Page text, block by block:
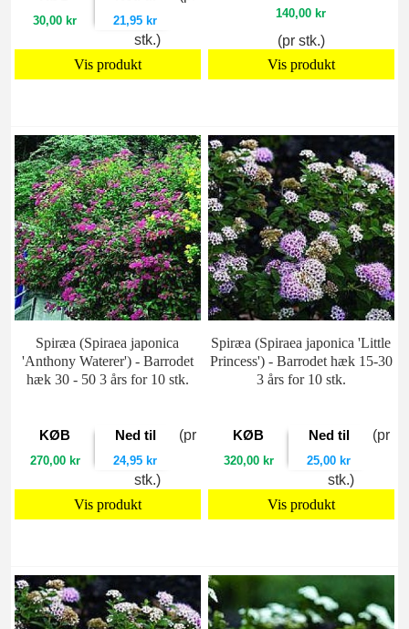
30,00 kr 21,95 kr
stk.)
Vis produkt
140,00 kr
(pr stk.)
Vis produkt
Spiræa (Spiraea japonica
'Anthony Waterer') - Barrodet
hæk 30 - 50 3 års for 10 stk.
KØB
270,00 kr
Ned til
24,95 kr
(pr
stk.)
Vis produkt
Spiræa (Spiraea japonica 'Little
Princess') - Barrodet hæk 15-30
3 års for 10 stk.
KØB
320,00 kr
Ned til
25,00 kr
(pr
stk.)
Vis produkt